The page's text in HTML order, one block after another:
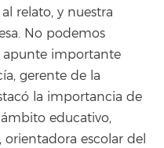
relato, y nuestra
No podemos
apunte importante
gerente de la
la importancia de
educativo,
escolar del